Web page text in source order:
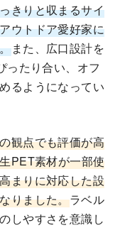
きりと収まるサイ
ウトドア愛好家に
また、広口設計を
ったり合い、オフ
るようになってい
観点でも評価が高
PET素材が一部使
まりに対応した設
りました。ラベル
しやすさを意識し